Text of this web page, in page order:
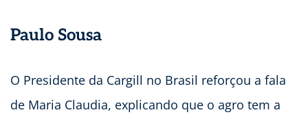
Paulo Sousa
O Presidente da Cargill no Brasil reforçou a fala
de Maria Claudia, explicando que o agro tem a